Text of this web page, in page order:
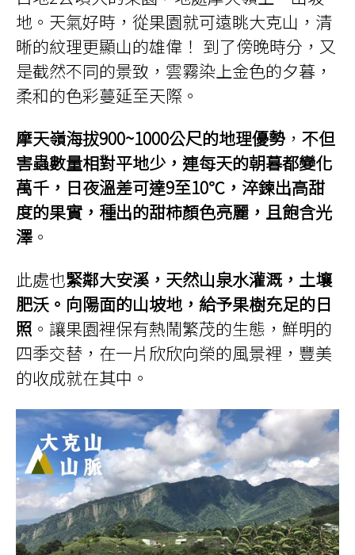
地。天氣好時，從果園就可遠眺大克山，清
晰的紋理更顯山的雄偉！ 到了傍晚時分，又
是截然不同的景致，雲霧染上金色的夕暮，
柔和的色彩蔓延至天際。
摩天嶺海拔900~1000公尺的地理優勢 ， 不但
害蟲數量相對平地少，連每天的朝暮都變化
萬千，日夜溫差可達9至10℃，淬鍊出高甜
度的果實，種出的甜柿顏色亮麗，且飽含光
澤 。
此處也緊鄰大安溪，天然山泉水灌溉，土壤
肥沃。向陽面的山坡地，給予果樹充足的日
照 。讓果園裡保有熱鬧繁茂的生態，鮮明的
四季交替，在一片欣欣向榮的風景裡，豐美
的收成就在其中。